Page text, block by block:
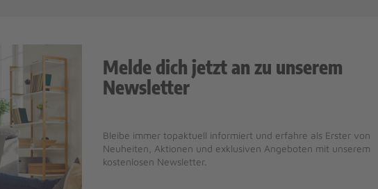
Melde dich jetzt an zu unserem
Newsletter
Bleibe immer topaktuell informiert und erfahre als Erster von
Neuheiten, Aktionen und exklusiven Angeboten mit unserem
kostenlosen Newsletter.